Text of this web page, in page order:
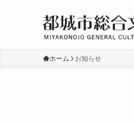
ホーム お知らせ